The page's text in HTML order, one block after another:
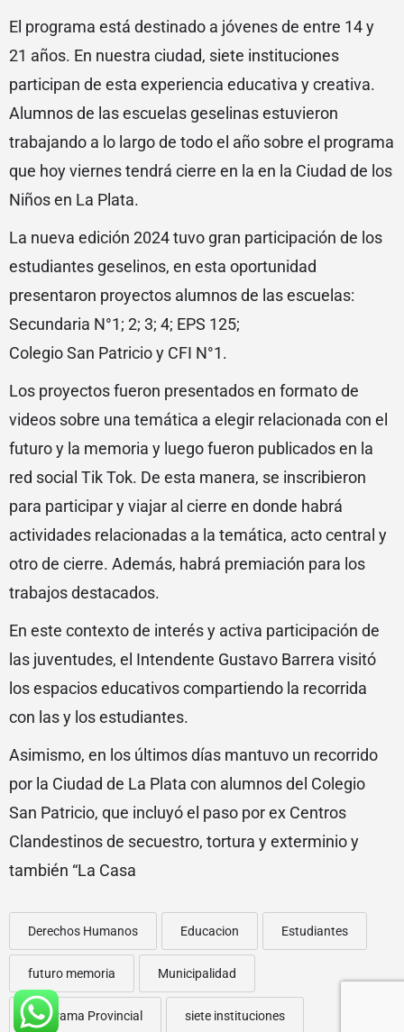
El programa está destinado a jóvenes de entre 14 y
21 años. En nuestra ciudad, siete instituciones
participan de esta experiencia educativa y creativa.
Alumnos de las escuelas geselinas estuvieron
trabajando a lo largo de todo el año sobre el programa
que hoy viernes tendrá cierre en la en la Ciudad de los
Niños en La Plata.
La nueva edición 2024 tuvo gran participación de los
estudiantes geselinos, en esta oportunidad
presentaron proyectos alumnos de las escuelas:
Secundaria N°1; 2; 3; 4; EPS 125;
Colegio San Patricio y CFI N°1.
Los proyectos fueron presentados en formato de
videos sobre una temática a elegir relacionada con el
futuro y la memoria y luego fueron publicados en la
red social Tik Tok. De esta manera, se inscribieron
para participar y viajar al cierre en donde habrá
actividades relacionadas a la temática, acto central y
otro de cierre. Además, habrá premiación para los
trabajos destacados.
En este contexto de interés y activa participación de
las juventudes, el Intendente Gustavo Barrera visitó
los espacios educativos compartiendo la recorrida
con las y los estudiantes.
Asimismo, en los últimos días mantuvo un recorrido
por la Ciudad de La Plata con alumnos del Colegio
San Patricio, que incluyó el paso por ex Centros
Clandestinos de secuestro, tortura y exterminio y
también “La Casa
Derechos Humanos Educacion Estudiantes
futuro memoria Municipalidad
Programa Provincial siete instituciones